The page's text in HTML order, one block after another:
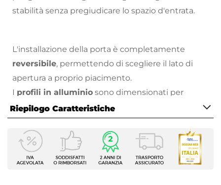
stabilità senza pregiudicare lo spazio d'entrata.
L'installazione della porta è completamente
reversibile, permettendo di scegliere il lato di
apertura a proprio piacimento.
I profili in alluminio sono dimensionati per
assicurare una tolleranza di regolazione di circa 2,5
cm per lato, consentendo la compensazione di
fuorisquadro ed adattamenti di misura.
Riepilogo Caratteristiche
Caratteristiche
Tipologia
Nicchia